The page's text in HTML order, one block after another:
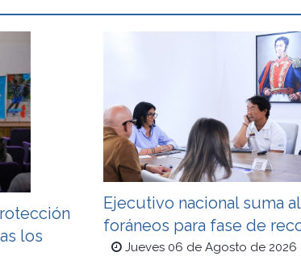
los
Ejecutivo nacional suma
foráneos para fase de
Jueves 06 de Agosto de 2026